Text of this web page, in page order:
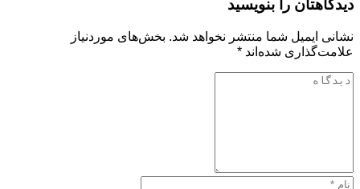
دیدگاهتان را بنویسید
نشانی ایمیل شما منتشر نخواهد شد. بخش‌های موردنیاز
علامت‌گذاری شده‌اند *